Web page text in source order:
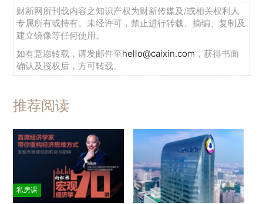
财新网所刊载内容之知识产权为财新传媒及/或相关权利人
专属所有或持有。未经许可，禁止进行转载、摘编、复制及
建立镜像等任何使用。
如有意愿转载，请发邮件至hello@caixin.com ，获得书面
确认及授权后，方可转载。
推荐阅读
私房课